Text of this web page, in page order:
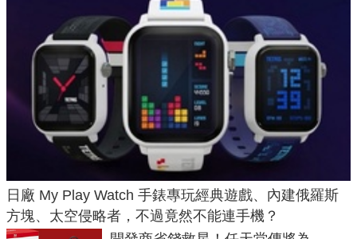
日廠 My Play Watch 手錶專玩經典遊戲、內建俄羅斯
方塊、太空侵略者，不過竟然不能連手機？